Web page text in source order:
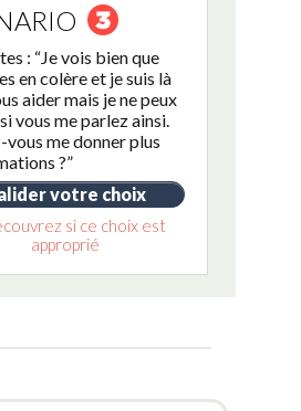
: “Je vois bien que
en colère et je suis là
aider mais je ne peux
vous me parlez ainsi.
vous me donner plus
?”
votre choix
si ce choix est
approprié